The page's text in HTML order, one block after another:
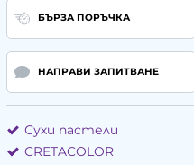
БЪРЗА ПОРЪЧКА
НАПРАВИ ЗАПИТВАНЕ
Сухи пастели
CRETACOLOR